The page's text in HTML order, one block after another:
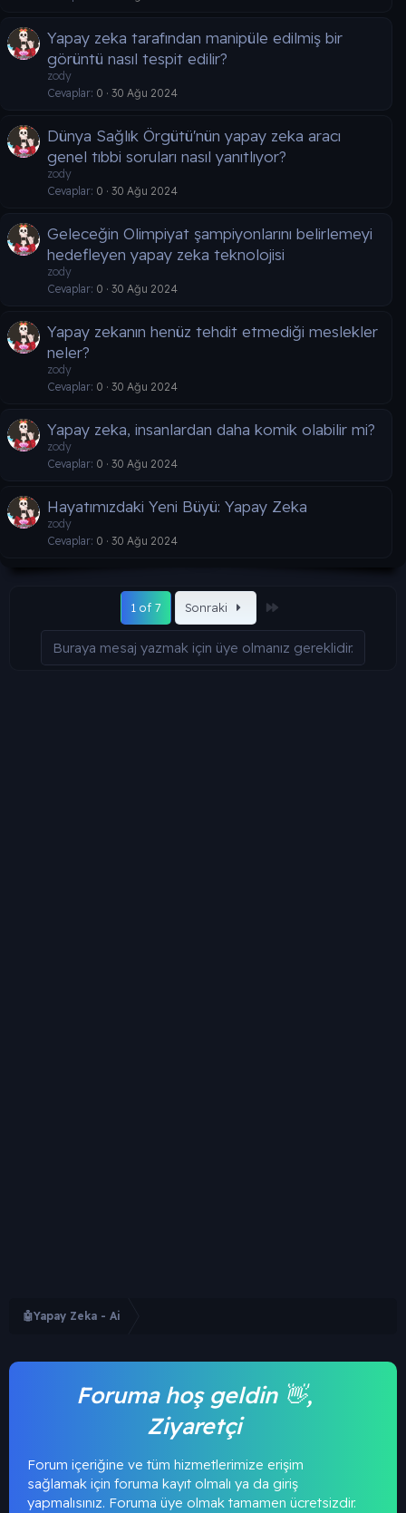
Yapay zeka tarafından manipüle edilmiş bir
görüntü nasıl tespit edilir?
zody
Cevaplar 0 30 Ağu 2024
Dünya Sağlık Örgütü'nün yapay zeka aracı
genel tıbbi soruları nasıl yanıtlıyor?
zody
Cevaplar 0 30 Ağu 2024
Geleceğin Olimpiyat şampiyonlarını belirlemeyi
hedefleyen yapay zeka teknolojisi
zody
Cevaplar 0 30 Ağu 2024
Yapay zekanın henüz tehdit etmediği meslekler
neler?
zody
Cevaplar 0 30 Ağu 2024
Yapay zeka, insanlardan daha komik olabilir mi?
zody
Cevaplar 0 30 Ağu 2024
Hayatımızdaki Yeni Büyü: Yapay Zeka
zody
Cevaplar 0 30 Ağu 2024
1 of 7 Sonraki
Buraya mesaj yazmak için üye olmanız gereklidir.
🤖Yapay Zeka - Ai
Foruma hoş geldin 👋,
Ziyaretçi
Forum içeriğine ve tüm hizmetlerimize erişim
sağlamak için foruma kayıt olmalı ya da giriş
yapmalısınız. Foruma üye olmak tamamen ücretsizdir.